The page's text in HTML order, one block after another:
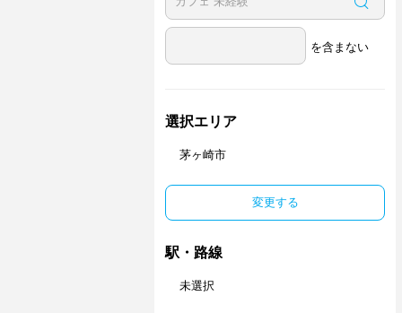
を含まない
選択エリア
茅ヶ崎市
変更する
駅・路線
未選択